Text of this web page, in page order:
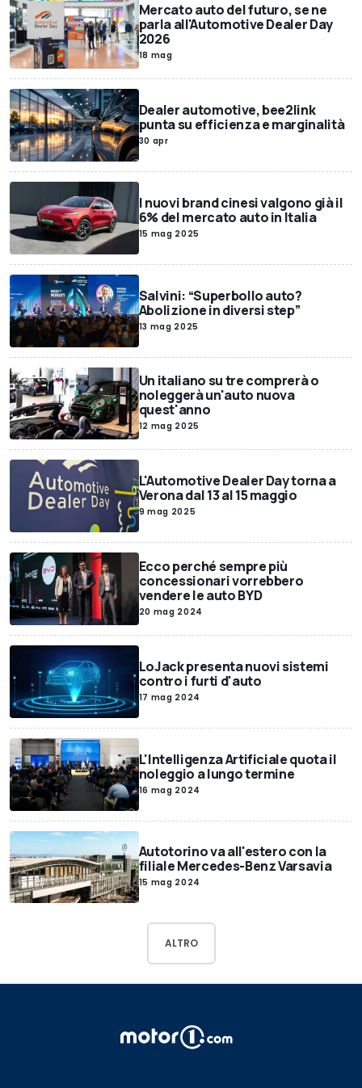
Mercato auto del futuro, se ne
parla all'Automotive Dealer Day
2026
18 mag
Dealer automotive, bee2link
punta su efficienza e marginalità
30 apr
I nuovi brand cinesi valgono già il
6% del mercato auto in Italia
15 mag 2025
Salvini: “Superbollo auto?
Abolizione in diversi step”
13 mag 2025
Un italiano su tre comprerà o
noleggerà un'auto nuova
quest'anno
12 mag 2025
L'Automotive Dealer Day torna a
Verona dal 13 al 15 maggio
9 mag 2025
Ecco perché sempre più
concessionari vorrebbero
vendere le auto BYD
20 mag 2024
LoJack presenta nuovi sistemi
contro i furti d'auto
17 mag 2024
L'Intelligenza Artificiale quota il
noleggio a lungo termine
16 mag 2024
Autotorino va all'estero con la
filiale Mercedes-Benz Varsavia
15 mag 2024
ALTRO